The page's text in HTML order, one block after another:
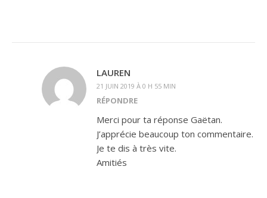
LAUREN
21 JUIN 2019 À 0 H 55 MIN
RÉPONDRE
Merci pour ta réponse Gaëtan.
J’apprécie beaucoup ton commentaire.
Je te dis à très vite.
Amitiés